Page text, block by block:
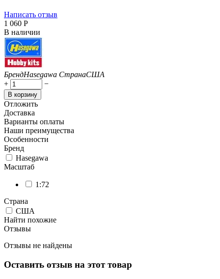
Написать отзыв
1 060 Р
В наличии
БрендHasegawa СтранаСША
+
−
В корзину
Отложить
Доставка
Варианты оплаты
Наши преимущества
Особенности
Бренд
Hasegawa
Масштаб
1:72
Страна
США
Найти похожие
Отзывы
Отзывы не найдены
Оставить отзыв на этот товар